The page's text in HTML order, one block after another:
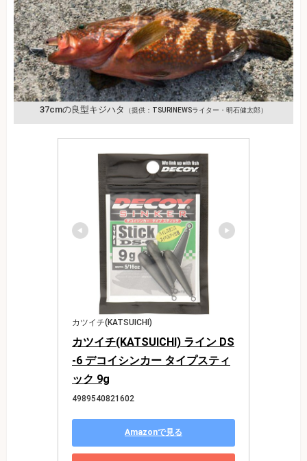
37cmの良型キジハタ （提供：TSURINEWSライター・明石健太郎）
カツイチ(KATSUICHI)
カツイチ(KATSUICHI) ライン DS
-6 デコイシンカー タイプスティ
ック 9g
4989540821602
Amazonで見る